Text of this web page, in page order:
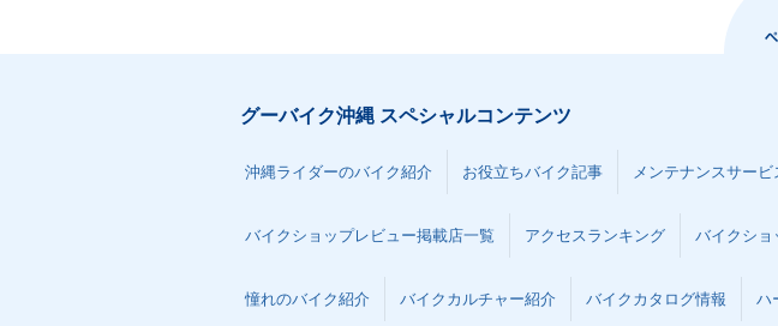
グーバイク沖縄 スペシャルコンテンツ
沖縄ライダーのバイク紹介 お役立ちバイク記事 メンテナンスサービ
バイクショップレビュー掲載店一覧 アクセスランキング バイクショ
憧れのバイク紹介 バイクカルチャー紹介 バイクカタログ情報 ハ